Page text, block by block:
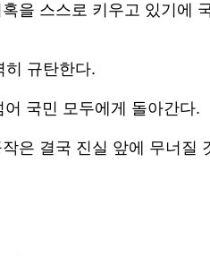
을 스스로 키우고 있기에
히 규탄한다.
국민 모두에게 돌아간다.
은 결국 진실 앞에 무너질